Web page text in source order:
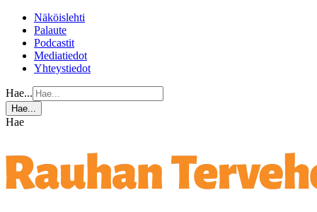
Näköislehti
Palaute
Podcastit
Mediatiedot
Yhteystiedot
Hae...
Hae...
Hae